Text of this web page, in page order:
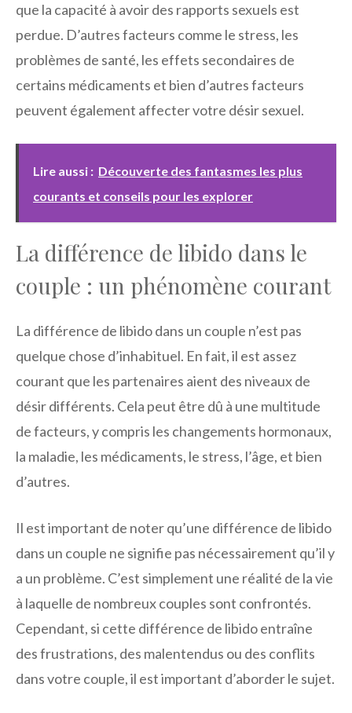
que la capacité à avoir des rapports sexuels est
perdue. D’autres facteurs comme le stress, les
problèmes de santé, les effets secondaires de
certains médicaments et bien d’autres facteurs
peuvent également affecter votre désir sexuel.
Lire aussi : Découverte des fantasmes les plus
courants et conseils pour les explorer
La différence de libido dans le
couple : un phénomène courant
La différence de libido dans un couple n’est pas
quelque chose d’inhabituel. En fait, il est assez
courant que les partenaires aient des niveaux de
désir différents. Cela peut être dû à une multitude
de facteurs, y compris les changements hormonaux,
la maladie, les médicaments, le stress, l’âge, et bien
d’autres.
Il est important de noter qu’une différence de libido
dans un couple ne signifie pas nécessairement qu’il y
a un problème. C’est simplement une réalité de la vie
à laquelle de nombreux couples sont confrontés.
Cependant, si cette différence de libido entraîne
des frustrations, des malentendus ou des conflits
dans votre couple, il est important d’aborder le sujet.